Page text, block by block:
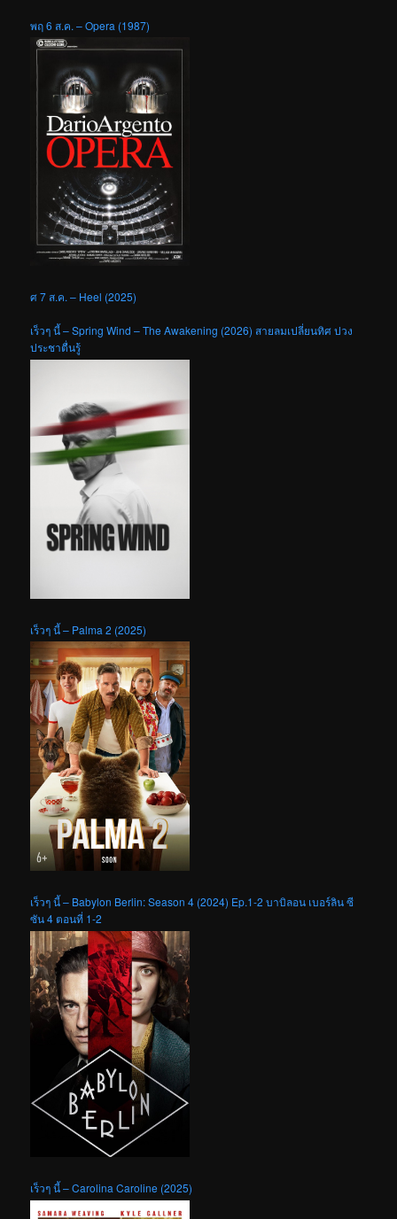
พฤ 6 ส.ค. – Opera (1987)
ศ 7 ส.ค. – Heel (2025)
เร็วๆ นี้ – Spring Wind – The Awakening (2026) สายลมเปลี่ยนทิศ ปวง
ประชาตื่นรู้
เร็วๆ นี้ – Palma 2 (2025)
เร็วๆ นี้ – Babylon Berlin: Season 4 (2024) Ep.1-2 บาบิลอน เบอร์ลิน ซี
ซัน 4 ตอนที่ 1-2
เร็วๆ นี้ – Carolina Caroline (2025)